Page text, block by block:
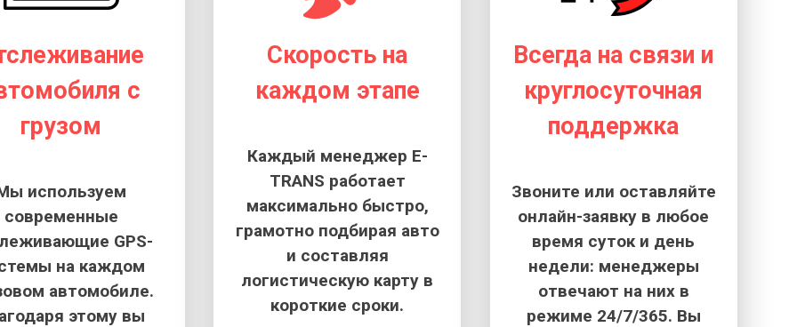
с
грузом
используем
современные
GPS-
на каждом
автомобиле.
этому вы
Скорость на
каждом этапе
Каждый менеджер E-
TRANS работает
максимально быстро,
грамотно подбирая авто
и составляя
логистическую карту в
короткие сроки.
Всегда на связи и
круглосуточная
поддержка
Звоните или оставляйте
онлайн-заявку в любое
время суток и день
недели: менеджеры
отвечают на них в
режиме 24/7/365. Вы